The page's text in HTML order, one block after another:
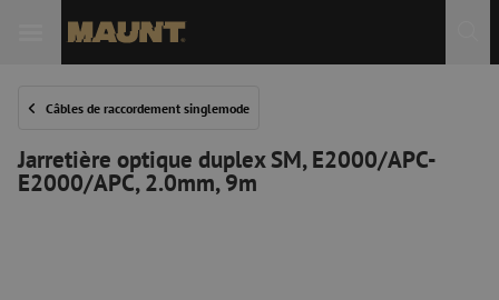
Câbles de raccordement singlemode
Jarretière optique duplex SM, E2000/APC-
E2000/APC, 2.0mm, 9m